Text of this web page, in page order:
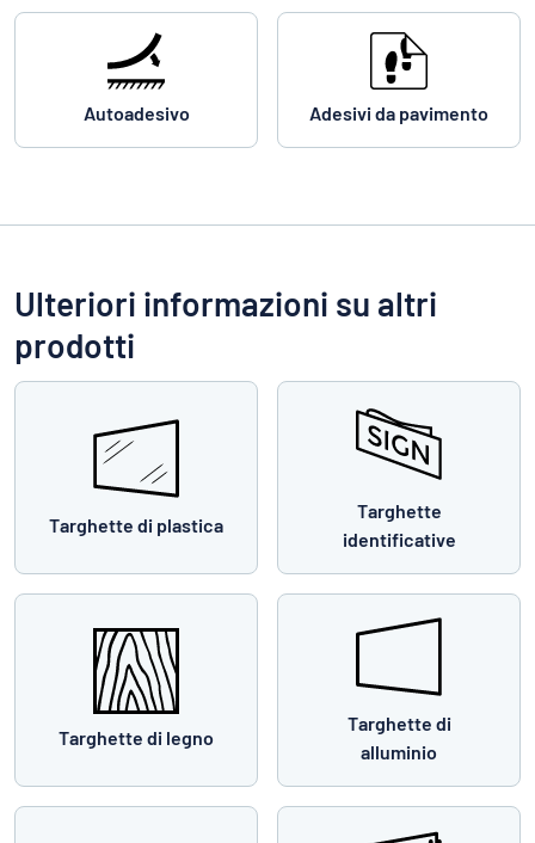
Autoadesivo Adesivi da pavimento
Ulteriori informazioni su altri
prodotti
Targhette di plastica
Targhette
identificative
Targhette di legno
Targhette di
alluminio